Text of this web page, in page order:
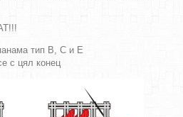
тип B, C и E
с цял конец